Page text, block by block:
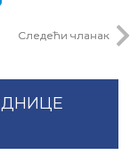
Следећи чланак